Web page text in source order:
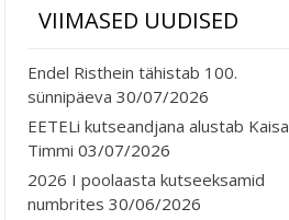
VIIMASED UUDISED
Endel Risthein tähistab 100.
sünnipäeva 30/07/2026
EETELi kutseandjana alustab Kaisa
Timmi 03/07/2026
2026 I poolaasta kutseeksamid
numbrites 30/06/2026